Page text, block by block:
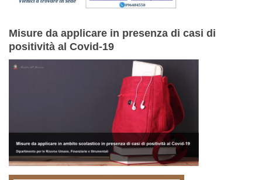
Misure da applicare in presenza di casi di
positività al Covid-19